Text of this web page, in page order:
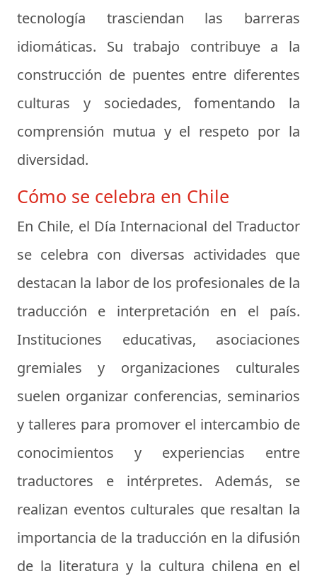
tecnología trasciendan las barreras
idiomáticas. Su trabajo contribuye a la
construcción de puentes entre diferentes
culturas y sociedades, fomentando la
comprensión mutua y el respeto por la
diversidad.
Cómo se celebra en Chile
En Chile, el Día Internacional del Traductor
se celebra con diversas actividades que
destacan la labor de los profesionales de la
traducción e interpretación en el país.
Instituciones educativas, asociaciones
gremiales y organizaciones culturales
suelen organizar conferencias, seminarios
y talleres para promover el intercambio de
conocimientos y experiencias entre
traductores e intérpretes. Además, se
realizan eventos culturales que resaltan la
importancia de la traducción en la difusión
de la literatura y la cultura chilena en el